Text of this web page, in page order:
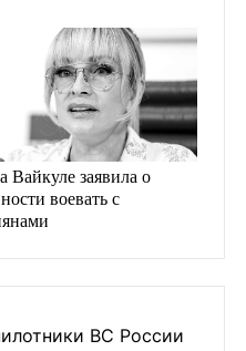
Вайкуле заявила о
воевать с
ВС России